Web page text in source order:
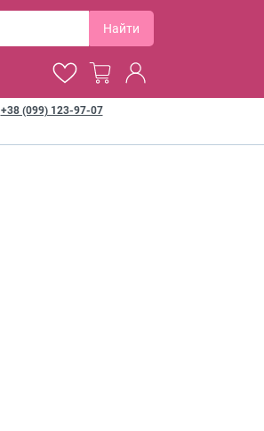
Найти
+38 (099) 123-97-07